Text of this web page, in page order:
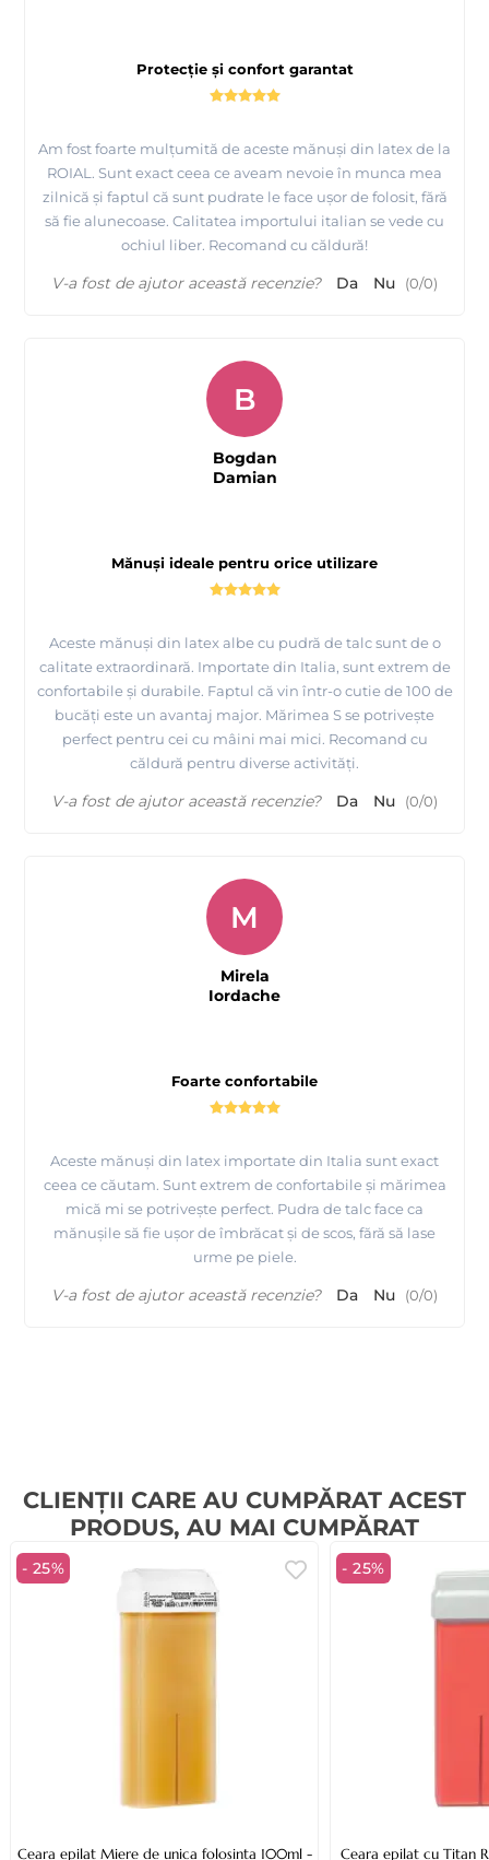
Protecție și confort garantat
Am fost foarte mulțumită de aceste mănuși din latex de la
ROIAL. Sunt exact ceea ce aveam nevoie în munca mea
zilnică și faptul că sunt pudrate le face ușor de folosit, fără
să fie alunecoase. Calitatea importului italian se vede cu
ochiul liber. Recomand cu căldură!
V-a fost de ajutor această recenzie? Da Nu (0/0)
Mănuși ideale pentru orice utilizare
Aceste mănuși din latex albe cu pudră de talc sunt de o
calitate extraordinară. Importate din Italia, sunt extrem de
confortabile și durabile. Faptul că vin într-o cutie de 100 de
bucăți este un avantaj major. Mărimea S se potrivește
perfect pentru cei cu mâini mai mici. Recomand cu
căldură pentru diverse activități.
B
Bogdan
Damian
V-a fost de ajutor această recenzie? Da Nu (0/0)
Foarte confortabile
Aceste mănuși din latex importate din Italia sunt exact
ceea ce căutam. Sunt extrem de confortabile și mărimea
mică mi se potrivește perfect. Pudra de talc face ca
mănușile să fie ușor de îmbrăcat și de scos, fără să lase
urme pe piele.
M
Mirela
Iordache
V-a fost de ajutor această recenzie? Da Nu (0/0)
CLIENȚII CARE AU CUMPĂRAT ACEST
PRODUS, AU MAI CUMPĂRAT
- 25%
Ceara epilat Miere de unica folosinta 100ml -
- 25%
Ceara epilat cu Titan